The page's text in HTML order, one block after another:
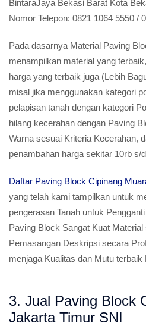
BintaraJaya Bekasi Barat Kota
Nomor Telepon: 0821 1064 5550 /
Pada dasarnya Material Paving
menampilkan material yang
harga yang terbaik juga (Lebih
misal jika menggunakan kategori
pelapisan tanah dengan kategori
hilang kecerahan dengan Paving
Warna sesuai Kriteria Kecerahan,
penambahan harga sekitar 10rb s/
Daftar Paving Block Cipinang
yang telah kami tampilkan untuk
pengerasan Tanah untuk
Paving Block Sangat Kuat
Pemasangan Deskripsi secara
menjaga Kualitas dan Mutu
3. Jual Paving Block
Jakarta Timur SNI